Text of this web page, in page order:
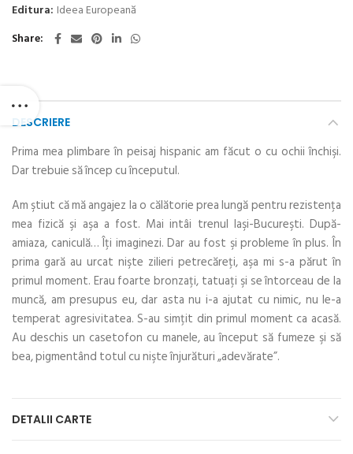
Editura: Ideea Europeană
Share
DESCRIERE
Prima mea plimbare în peisaj hispanic am făcut o cu ochii închişi.
Dar trebuie să încep cu începutul.
Am ştiut că mă angajez la o călătorie prea lungă pentru rezistenţa
mea fizică şi aşa a fost. Mai intâi trenul Iaşi-Bucureşti. După-
amiaza, caniculă… Îţi imaginezi. Dar au fost şi probleme în plus. În
prima gară au urcat nişte zilieri petrecăreţi, aşa mi s-a părut în
primul moment. Erau foarte bronzaţi, tatuaţi şi se întorceau de la
muncă, am presupus eu, dar asta nu i-a ajutat cu nimic, nu le-a
temperat agresivitatea. S-au simţit din primul moment ca acasă.
Au deschis un casetofon cu manele, au început să fumeze şi să
bea, pigmentând totul cu nişte înjurături „adevărate”.
DETALII CARTE